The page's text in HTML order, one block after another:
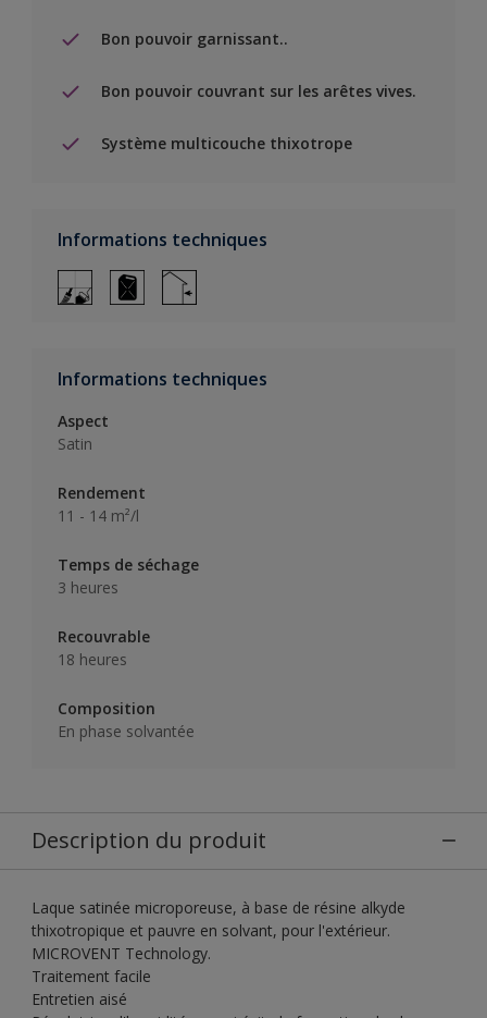
Bon pouvoir garnissant..
Bon pouvoir couvrant sur les arêtes vives.
Système multicouche thixotrope
Informations techniques
Informations techniques
Aspect
Satin
Rendement
11 - 14 m²/l
Temps de séchage
3 heures
Recouvrable
18 heures
Composition
En phase solvantée
Description du produit
Laque satinée microporeuse, à base de résine alkyde
thixotropique et pauvre en solvant, pour l'extérieur.
MICROVENT Technology.
Traitement facile
Entretien aisé